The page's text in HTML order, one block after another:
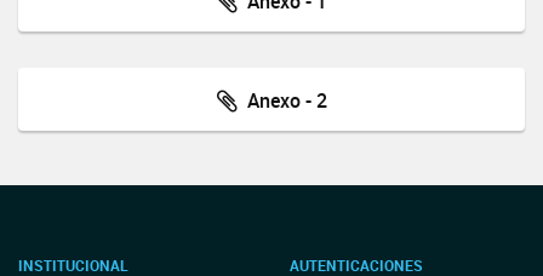
Anexo - 2
INSTITUCIONAL AUTENTICACIONES